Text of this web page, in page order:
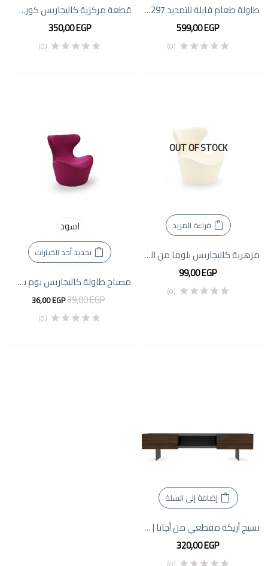
طاولة طعام قابلة للتمديد Venjakob ET2297
599,00EGP
(0)
قطعة مركزية كاليجاريس كورك صغيرة
350,00EGP
(0)
OUT OF STOCK
قراءة المزيد
مزهرية كاليجاريس بلوما من السيراميك
99,00EGP
(0)
اسود
تحديد أحد الخيارات
مصباح طاولة كاليجاريس بوم بوم. صممه ماتيو سيبيك
39,00EGP
36,00EGP
(0)
إضافة إلى السلة
نسيج أريكة مقطعي من أجاتا | الأثاث الإبداعي
320,00EGP